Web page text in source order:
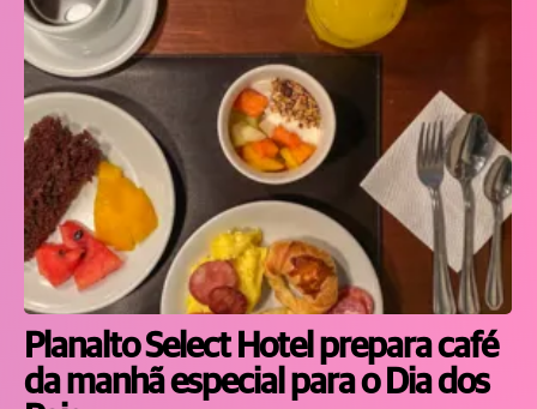
Planalto Select Hotel prepara café
da manhã especial para o Dia dos